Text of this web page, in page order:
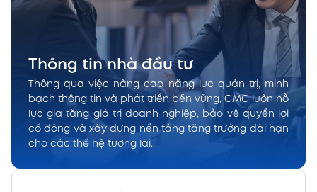
Thông tin nhà đầu tư
Thông qua việc nâng cao năng lực quản trị, minh
bạch thông tin và phát triển bền vững, CMC luôn nỗ
lực gia tăng giá trị doanh nghiệp, bảo vệ quyền lợi
cổ đông và xây dựng nền tảng tăng trưởng dài hạn
cho các thế hệ tương lai.